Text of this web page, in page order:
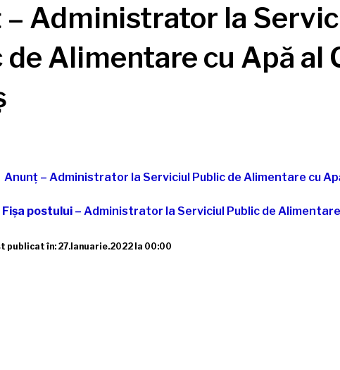
Administrator la
de Alimentare cu Apă al
Anunț – Administrator la Serviciul Public de Alimentare cu
Fișa postului– Administrator la Serviciul Public de Alimentare
publicat în: 27.Ianuarie.2022 la 00:00